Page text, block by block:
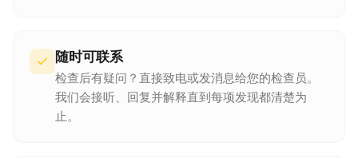
随时可联系
检查后有疑问？直接致电或发消息给您的检查员。
我们会接听、回复并解释直到每项发现都清楚为
止。